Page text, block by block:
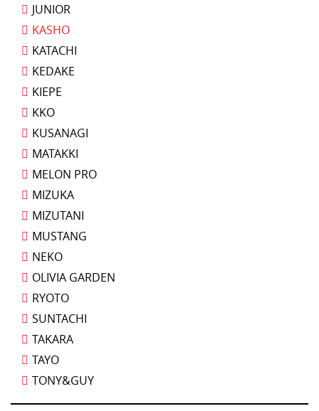
JUNIOR
KASHO
KATACHI
KEDAKE
KIEPE
KKO
KUSANAGI
MATAKKI
MELON PRO
MIZUKA
MIZUTANI
MUSTANG
NEKO
OLIVIA GARDEN
RYOTO
SUNTACHI
TAKARA
TAYO
TONY&GUY